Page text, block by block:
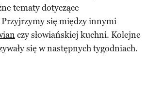
tematy dotyczące
Przyjrzymy się między innymi
czy słowiańskiej kuchni. Kolejne
się w następnych tygodniach.